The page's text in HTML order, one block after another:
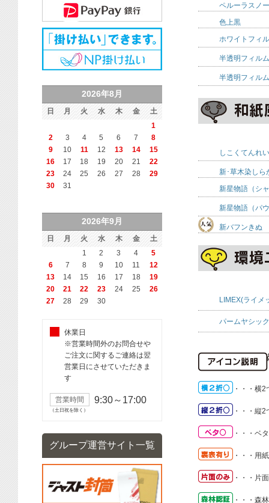
ペルーラスノ
色上黒
ホワイトフィ
半透明フィルム
半透明フィル
しこくてんれい
新･草木染しら
新星物語（シ
新星物語（パ
新バフンきぬ
LIMEX(ライメ
パームヤシッ
・・・ 横2
・・・ 縦2
・・・ ベ
・・・ 用
・・・ 片
・・・ 森
2026年8月
日 月 火 水 木 金
土
1
2
3 4 5 6 7
8
9
10 11 12 13 14
15
16
17 18 19 20 21
22
23
24 25 26 27 28
29
30
31
2026年9月
日 月 火 水 木 金
土
1
2 3 4
5
6
7 8 9 10 11
12
13
14 15 16 17 18
19
20
21 22 23 24 25
26
27
28 29 30
休業日
※営業時間外のお問合せや
ご注文に関するご連絡は翌
営業日にさせていただきま
す
営業時間 9:30～17:00
（土日祝を除く）
グループ運営サイト一覧